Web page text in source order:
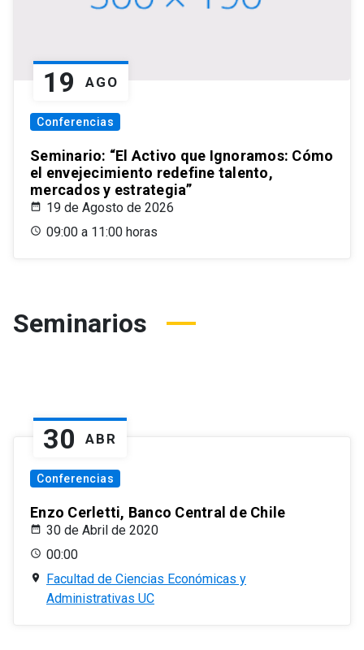
19 AGO
Conferencias
Seminario: “El Activo que Ignoramos: Cómo
el envejecimiento redefine talento,
mercados y estrategia”
19 de Agosto de 2026
09:00 a 11:00 horas
Seminarios
30 ABR
Conferencias
Enzo Cerletti, Banco Central de Chile
30 de Abril de 2020
00:00
Facultad de Ciencias Económicas y
Administrativas UC